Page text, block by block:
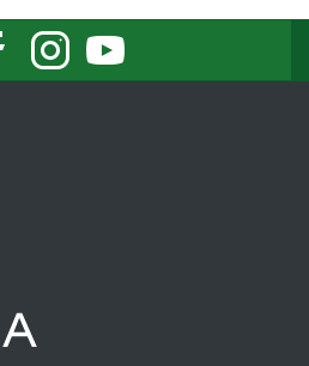
FacebookInstagramYoutube